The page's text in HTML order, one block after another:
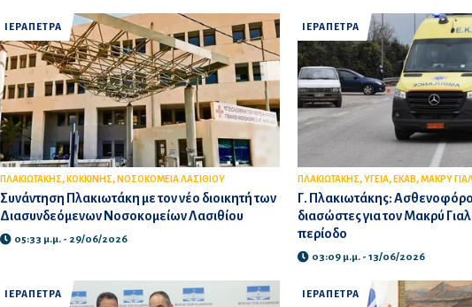
ΙΕΡΑΠΕΤΡΑ
ΠΛΑΚΙΩΤΑΚΗΣ, ΚΟΚΚΙΝΗΣ, ΝΟΣΟΚΟΜΕΙΑ ΛΑΣΙΘΙΟΥ
Συνάντηση Πλακιωτάκη με τον νέο διοικητή των
Διασυνδεόμενων Νοσοκομείων Λασιθίου
05:33 μ.μ. - 29/06/2026
ΙΕΡΑΠΕΤΡΑ
ΠΛΑΚΙΩΤΑΚΗΣ,ΥΓΕΙΑ, ΕΚΑΒ,ΜΑΚΡΥ
Γ. Πλακιωτάκης: Ασθενοφόρο
διασώστες για τον Μακρύ
περίοδο
03:09 μ.μ. - 13/06/2026
ΙΕΡΑΠΕΤΡΑ ΙΕΡΑΠΕΤΡΑ